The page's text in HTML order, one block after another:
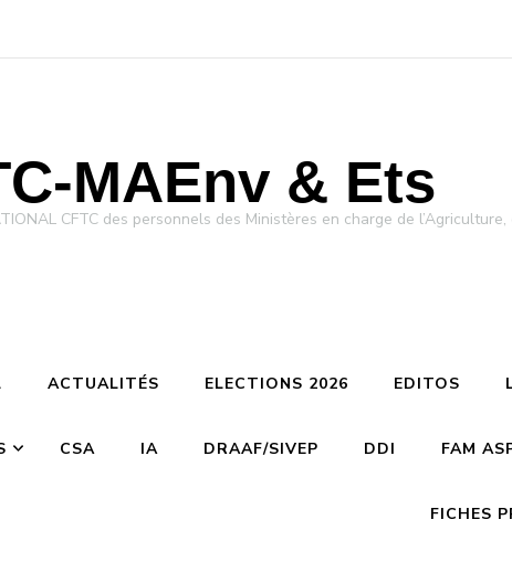
MAEnv & Ets
CFTC des personnels des Ministères en charge de
ACTUALITÉS ELECTIONS 2026 EDITOS
CSA IA DRAAF/SIVEP DDI FAM
FICHES